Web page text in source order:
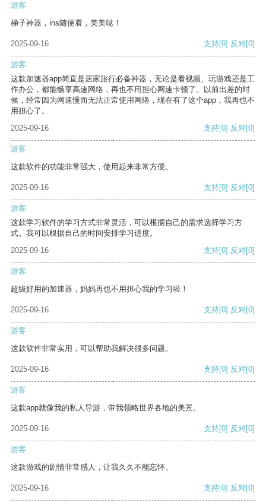
游客
梯子神器，ins随便看，美美哒！
2025-09-16 支持[0] 反对[0]
游客
这款加速器app简直是居家旅行必备神器，无论是看视频、玩游戏还是工
作办公，都能畅享高速网络，再也不用担心网速卡顿了。以前出差的时
候，经常因为网速慢而无法正常使用网络，现在有了这个app，我再也不
用担心了。
2025-09-16
支持[0] 反对[0]
游客
这款软件的功能非常强大，使用起来非常方便。
2025-09-16 支持[0] 反对[0]
游客
这款学习软件的学习方式非常灵活，可以根据自己的需求选择学习方
式。我可以根据自己的时间安排学习进度。
2025-09-16
支持[0] 反对[0]
游客
超级好用的加速器，妈妈再也不用担心我的学习啦！
2025-09-16 支持[0] 反对[0]
游客
这款软件非常实用，可以帮助我解决很多问题。
2025-09-16 支持[0] 反对[0]
游客
这款app就像我的私人导游，带我领略世界各地的美景。
2025-09-16 支持[0] 反对[0]
游客
这款游戏的剧情非常感人，让我久久不能忘怀。
2025-09-16 支持[0] 反对[0]